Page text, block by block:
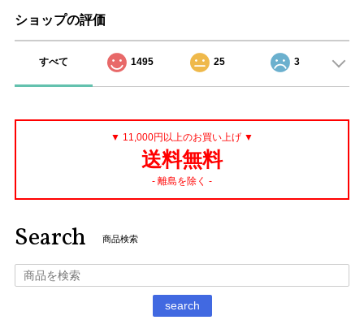
ショップの評価
すべて 1495 25 3
▼ 11,000円以上のお買い上げ ▼
送料無料
- 離島を除く -
Search 商品検索
search